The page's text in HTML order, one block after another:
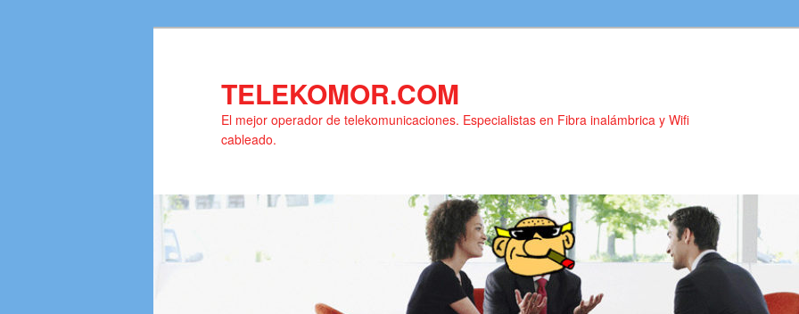
TELEKOMOR.COM
El mejor operador de telekomunicaciones. Especialistas en Fibra inalámbrica y Wifi
cableado.